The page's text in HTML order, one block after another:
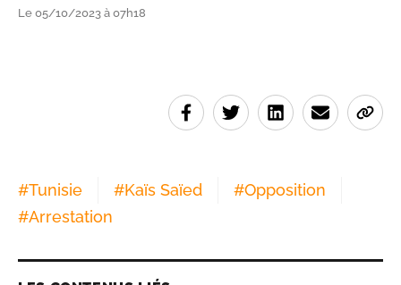
Le 05/10/2023 à 07h18
#Tunisie #Kaïs Saïed #Opposition
#Arrestation